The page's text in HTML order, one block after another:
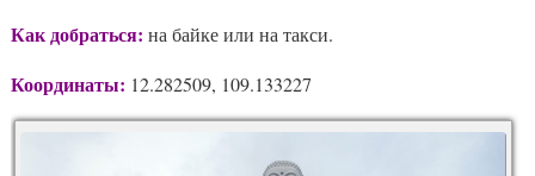
Как добраться: на байке или на такси.
Координаты: 12.282509, 109.133227